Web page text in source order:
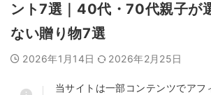
ント7選｜40代・70代親子が
ない贈り物7選
2026年1月14日 2026年2月25日
当サイトは一部コンテンツでアフ